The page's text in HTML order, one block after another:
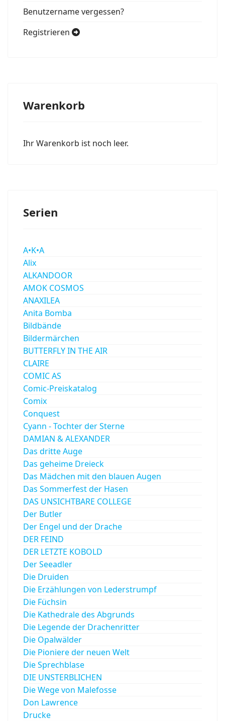
Benutzername vergessen?
Registrieren
Warenkorb
Ihr Warenkorb ist noch leer.
Serien
A•K•A
Alix
ALKANDOOR
AMOK COSMOS
ANAXILEA
Anita Bomba
Bildbände
Bildermärchen
BUTTERFLY IN THE AIR
CLAIRE
COMIC AS
Comic-Preiskatalog
Comix
Conquest
Cyann - Tochter der Sterne
DAMIAN & ALEXANDER
Das dritte Auge
Das geheime Dreieck
Das Mädchen mit den blauen Augen
Das Sommerfest der Hasen
DAS UNSICHTBARE COLLEGE
Der Butler
Der Engel und der Drache
DER FEIND
DER LETZTE KOBOLD
Der Seeadler
Die Druiden
Die Erzählungen von Lederstrumpf
Die Füchsin
Die Kathedrale des Abgrunds
Die Legende der Drachenritter
Die Opalwälder
Die Pioniere der neuen Welt
Die Sprechblase
DIE UNSTERBLICHEN
Die Wege von Malefosse
Don Lawrence
Drucke